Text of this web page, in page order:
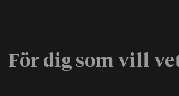
För dig som vill